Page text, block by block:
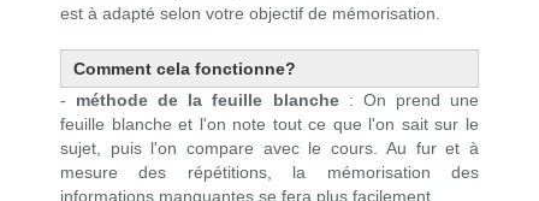
est à adapté selon votre objectif de mémorisation.
Comment cela fonctionne?
- méthode de la feuille blanche: On prend une
feuille blanche et l'on note tout ce que l'on sait sur le
sujet, puis l'on compare avec le cours. Au fur et à
mesure des répétitions, la mémorisation des
informations manquantes se fera plus facilement